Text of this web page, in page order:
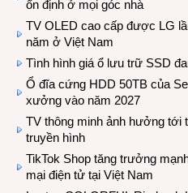
ổn định ở mọi góc nhà
TV OLED cao cấp được LG
năm ở Việt Nam
Tình hình giá ổ lưu trữ SSD
Ổ đĩa cứng HDD 50TB của
xưởng vào năm 2027
TV thông minh ảnh hưởng tới
truyền hình
TikTok Shop tăng trưởng
mại điện tử tại Việt Nam